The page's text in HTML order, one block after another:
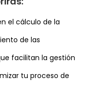
el cálculo de la
de las
facilitan la gestión
tu proceso de